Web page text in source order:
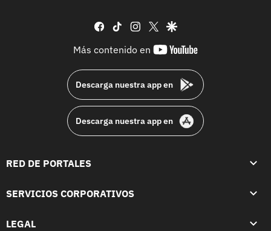
facebook
tiktok instagram
twittergoogle
Más contenido en
youtube-
Descarga nuestra app en
Descarga nuestra app en
RED DE PORTALES
SERVICIOS CORPORATIVOS
LEGAL